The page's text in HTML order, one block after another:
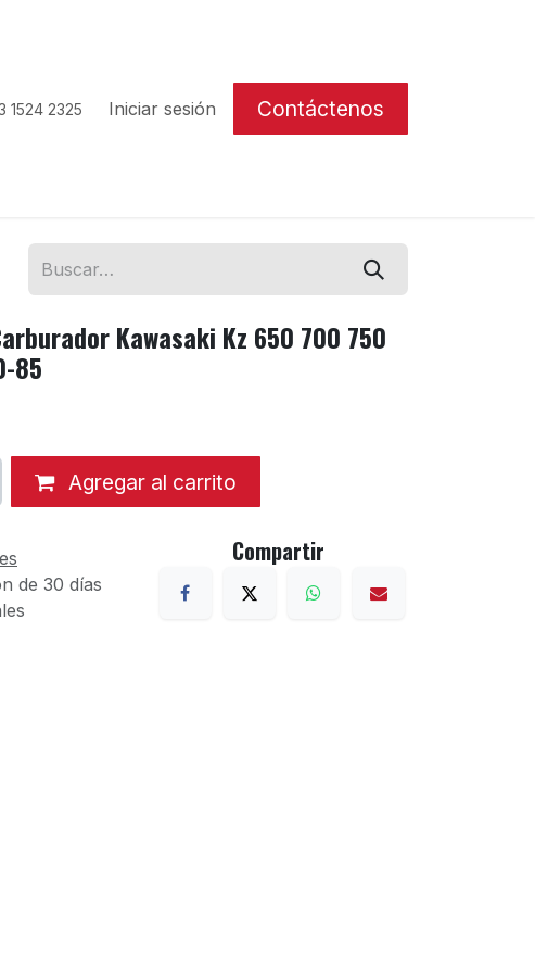
1524 2325 Iniciar sesión Contáctenos
Kawasaki Kz 650 700 750
85
Agregar al carrito
de 30 días
Compartir